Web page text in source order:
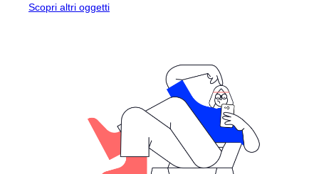
Scopri altri oggetti